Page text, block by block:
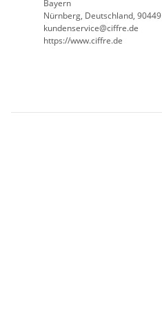
Bayern
Nürnberg, Deutschland, 90449
kundenservice@ciffre.de
https://www.ciffre.de